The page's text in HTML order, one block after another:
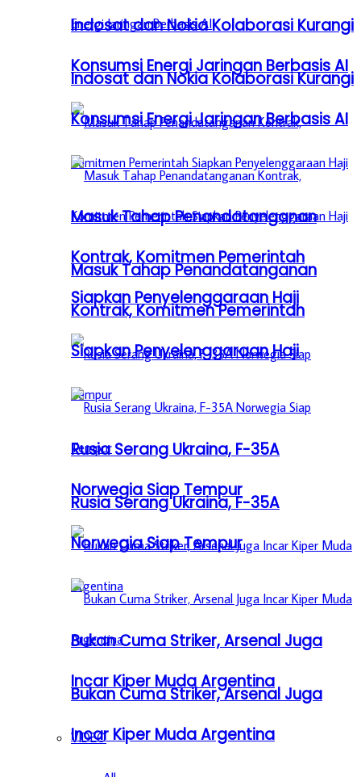
Indosat dan Nokia Kolaborasi Kurangi
Konsumsi Energi Jaringan Berbasis AI
Masuk Tahap Penandatanganan
Kontrak, Komitmen Pemerintah
Siapkan Penyelenggaraan Haji
Rusia Serang Ukraina, F-35A
Norwegia Siap Tempur
Bukan Cuma Striker, Arsenal Juga
Incar Kiper Muda Argentina
VIDEO
Indosat dan Nokia Kolaborasi Kurangi
Konsumsi Energi Jaringan Berbasis AI
Masuk Tahap Penandatanganan
Kontrak, Komitmen Pemerintah
Siapkan Penyelenggaraan Haji
Rusia Serang Ukraina, F-35A
Norwegia Siap Tempur
Bukan Cuma Striker, Arsenal Juga
Incar Kiper Muda Argentina